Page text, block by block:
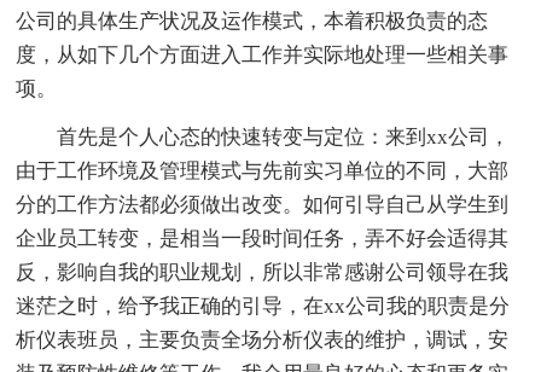
公司的具体生产状况及运作模式，本着积极负责的态
度，从如下几个方面进入工作并实际地处理一些相关事
项。
首先是个人心态的快速转变与定位：来到xx公司，
由于工作环境及管理模式与先前实习单位的不同，大部
分的工作方法都必须做出改变。如何引导自己从学生到
企业员工转变，是相当一段时间任务，弄不好会适得其
反，影响自我的职业规划，所以非常感谢公司领导在我
迷茫之时，给予我正确的引导，在xx公司我的职责是分
析仪表班员，主要负责全场分析仪表的维护，调试，安